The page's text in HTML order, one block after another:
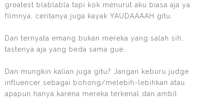
greatest blablabla tapi kok menurut aku biasa aja ya
filmnya, ceritanya juga kayak YAUDAAAAH gitu.
Dan ternyata emang bukan mereka yang salah sih,
tastenya aja yang beda sama gue.
Dan mungkin kalian juga gitu? Jangan keburu judge
influencer sebagai bohong/melebih-lebihkan atau
apapun hanya karena mereka terkenal dan ambil